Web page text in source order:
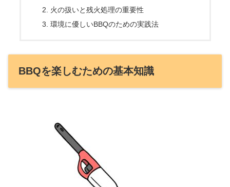
火の扱いと残火処理の重要性
環境に優しいBBQのための実践法
BBQを楽しむための基本知識